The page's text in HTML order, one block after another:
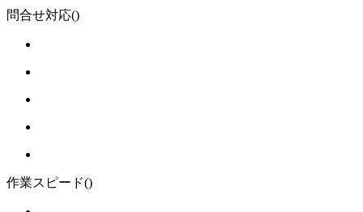
問合せ対応()
作業スピード()